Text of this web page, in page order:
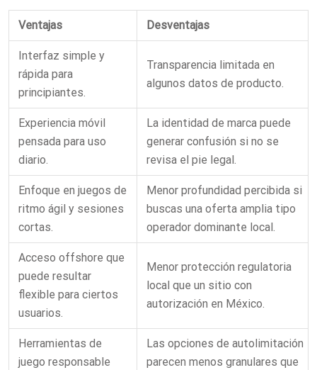
Ventajas Desventajas
Interfaz simple y
rápida para
principiantes.
Transparencia limitada en
algunos datos de producto.
Experiencia móvil
pensada para uso
diario.
La identidad de marca puede
generar confusión si no se
revisa el pie legal.
Enfoque en juegos de
ritmo ágil y sesiones
cortas.
Menor profundidad percibida si
buscas una oferta amplia tipo
operador dominante local.
Acceso offshore que
puede resultar
flexible para ciertos
usuarios.
Menor protección regulatoria
local que un sitio con
autorización en México.
Herramientas de
juego responsable
Las opciones de autolimitación
parecen menos granulares que